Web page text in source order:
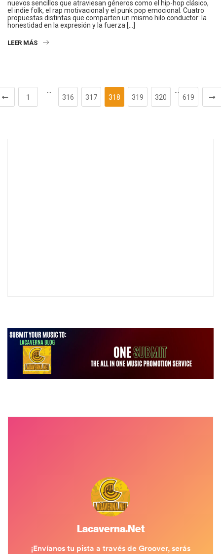
nuevos sencillos que atraviesan géneros como el hip-hop clásico,
el indie folk, el rap motivacional y el punk pop emocional. Cuatro
propuestas distintas que comparten un mismo hilo conductor: la
honestidad en la expresión y la fuerza […]
LEER MÁS
1
316
317 318 319 320
619